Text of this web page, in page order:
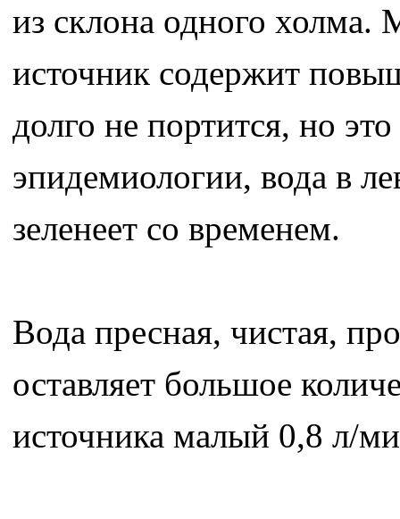
из склона одного холма.
источник содержит
долго не портится, но
эпидемиологии, вода в
зеленеет со временем.
Вода пресная, чистая,
оставляет большое
источника малый 0,8 л/